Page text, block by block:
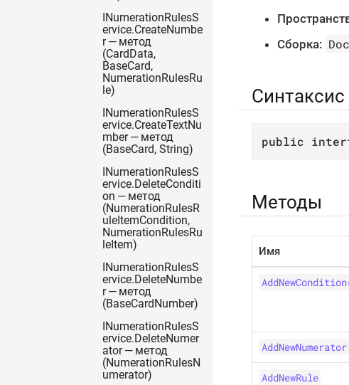
INumerationRulesS
ervice.CreateNumbe
r — метод
(CardData,
BaseCard,
NumerationRulesRu
le)
INumerationRulesS
ervice.CreateTextNu
mber — метод
(BaseCard, String)
INumerationRulesS
ervice.DeleteConditi
on — метод
(NumerationRulesR
uleItemCondition,
NumerationRulesRu
leItem)
INumerationRulesS
ervice.DeleteNumbe
r — метод
(BaseCardNumber)
INumerationRulesS
ervice.DeleteNumer
ator — метод
(NumerationRulesN
umerator)
Сборка:
Синтаксис
public
Методы
Имя
AddNewNumerator
AddNewRule